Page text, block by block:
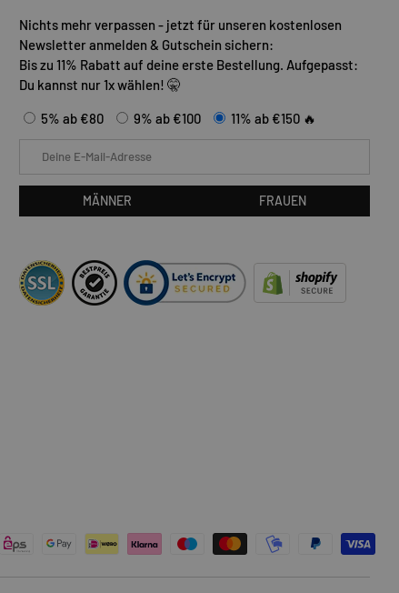
Nichts mehr verpassen - jetzt für unseren kostenlosen
Newsletter anmelden & Gutschein sichern:
Bis zu 11% Rabatt auf deine erste Bestellung. Aufgepasst:
Du kannst nur 1x wählen! 🤫
5% ab €80 9% ab €100 11% ab €150 🔥
MÄNNER FRAUEN